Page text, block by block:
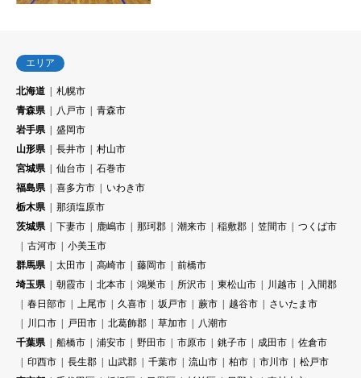
エリア
北海道
札幌市
青森県
八戸市
青森市
岩手県
盛岡市
山形県
長井市
村山市
宮城県
仙台市
石巻市
福島県
喜多方市
いわき市
栃木県
那須塩原市
茨城県
下妻市 鹿嶋市 那珂郡 潮来市 稲敷郡 笠間市
つくば市
古河市
小美玉市
群馬県
太田市 高崎市 藤岡市
前橋市
埼玉県
朝霞市 北本市 鴻巣市 所沢市 東松山市 川越市
入間郡
春日部市
上尾市 久喜市 坂戸市 蕨市 越谷市
さいたま市
川口市
戸田市 北葛飾郡 草加市
八潮市
千葉県
船橋市 浦安市 野田市 市原市 銚子市 成田市
佐倉市
印西市
長生郡 山武郡 千葉市 流山市 柏市 市川市
松戸市